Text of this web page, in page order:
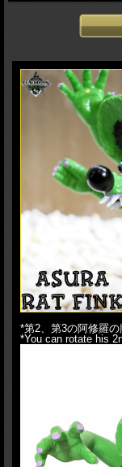
*As this OG is the most
we have decided to
One customer can
Any suspicious orders
name etc would be
We, BlackBook Toy,
Mosh Misfits!! 6 Arms
hoodie, skateboard
some rejections, after
to say, officially
can move not only his
unpainted finger
hold in&on his hands.
his hand like original
classic OG colorway!!
H:19.2cm(Head to Toe),
*第2、第3の阿修羅の
*You can rotate his